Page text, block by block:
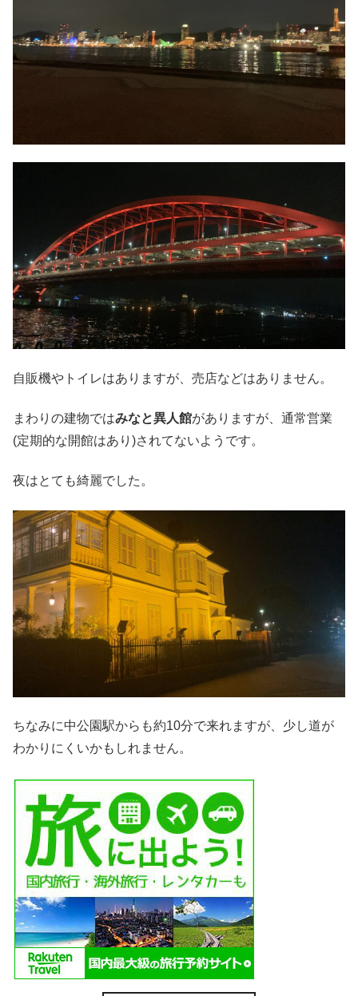
自販機やトイレはありますが、売店などはありません。
まわりの建物ではみなと異人館がありますが、通常営業
(定期的な開館はあり)されてないようです。
夜はとても綺麗でした。
ちなみに中公園駅からも約10分で来れますが、少し道が
わかりにくいかもしれません。